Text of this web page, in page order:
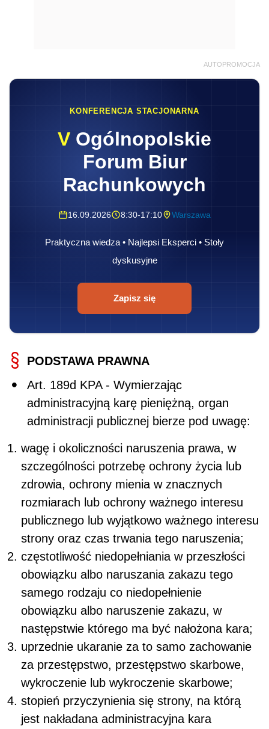
AUTOPROMOCJA
KONFERENCJA STACJONARNA
V Ogólnopolskie
Forum Biur
Rachunkowych
16.09.2026 8:30-17:10 Warszawa
Praktyczna wiedza • Najlepsi Eksperci • Stoły
dyskusyjne
Zapisz się
PODSTAWA PRAWNA
Art. 189d KPA - Wymierzając
administracyjną karę pieniężną, organ
administracji publicznej bierze pod uwagę:
wagę i okoliczności naruszenia prawa, w
szczególności potrzebę ochrony życia lub
zdrowia, ochrony mienia w znacznych
rozmiarach lub ochrony ważnego interesu
publicznego lub wyjątkowo ważnego interesu
strony oraz czas trwania tego naruszenia;
częstotliwość niedopełniania w przeszłości
obowiązku albo naruszania zakazu tego
samego rodzaju co niedopełnienie
obowiązku albo naruszenie zakazu, w
następstwie którego ma być nałożona kara;
uprzednie ukaranie za to samo zachowanie
za przestępstwo, przestępstwo skarbowe,
wykroczenie lub wykroczenie skarbowe;
stopień przyczynienia się strony, na którą
jest nakładana administracyjna kara